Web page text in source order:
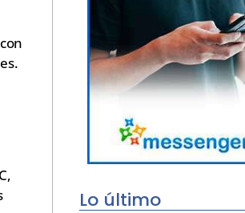
Lo último